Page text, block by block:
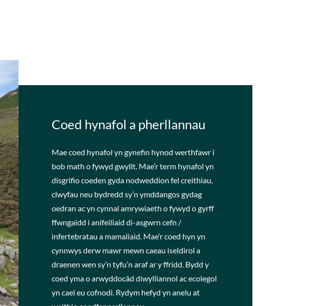
Coed hynafol a pherllannau
Mae coed hynafol yn gynefin hynod werthfawr i
bob math o fywyd gwyllt. Mae’r term hynafol yn
disgrifio coeden gyda nodweddion fel creithiau,
clwyfau neu bydredd sy’n ymddangos gydag
oedran ac yn cynnal amrywiaeth o fywyd o gyrff
ffwngaidd i anifeiliaid di-asgwrn cefn /
infertebratau a mamaliaid. Mae’r coed hyn yn
cynnwys derw mawr mewn caeau iseldirol a
draenen wen sy’n tyfu’n araf ar y ffridd. Bydd y
coed yma o arwyddocâd diwylliannol ac ecolegol
yn cael eu cofnodi. Rydym hefyd yn anelu at